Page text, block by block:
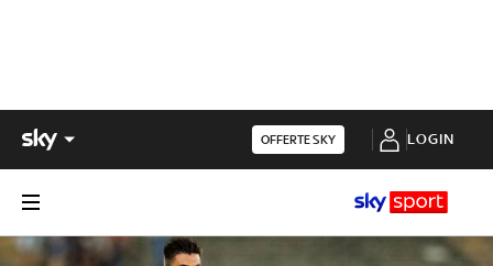
OFFERTE SKY LOGIN